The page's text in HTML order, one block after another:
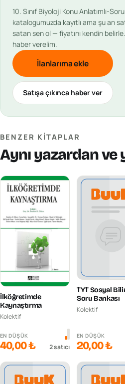
10. Sınıf Biyoloji Konu Anlatımlı-
katalogumuzda kayıtlı ama şu an
satan sen ol — fiyatını kendin belirle.
haber verelim.
İlanlarıma ekle
Satışa çıkınca haber ver
BENZER KITAPLAR
Aynı yazardan ve
İlköğretimde
Kaynaştırma
Kolektif
EN DÜŞÜK
40,00 ₺ 2satıcı
TYT Sosyal
Soru Bankası
Kolektif
EN DÜŞÜK
20,00 ₺